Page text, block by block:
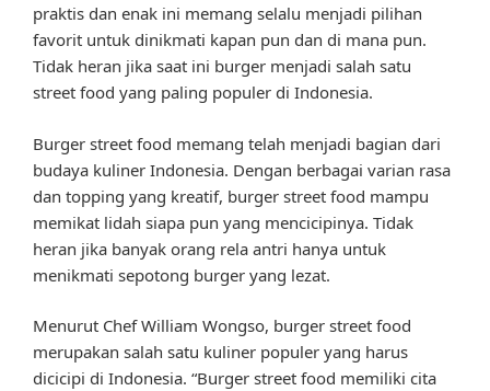
praktis dan enak ini memang selalu menjadi pilihan
favorit untuk dinikmati kapan pun dan di mana pun.
Tidak heran jika saat ini burger menjadi salah satu
street food yang paling populer di Indonesia.
Burger street food memang telah menjadi bagian dari
budaya kuliner Indonesia. Dengan berbagai varian rasa
dan topping yang kreatif, burger street food mampu
memikat lidah siapa pun yang mencicipinya. Tidak
heran jika banyak orang rela antri hanya untuk
menikmati sepotong burger yang lezat.
Menurut Chef William Wongso, burger street food
merupakan salah satu kuliner populer yang harus
dicicipi di Indonesia. “Burger street food memiliki cita